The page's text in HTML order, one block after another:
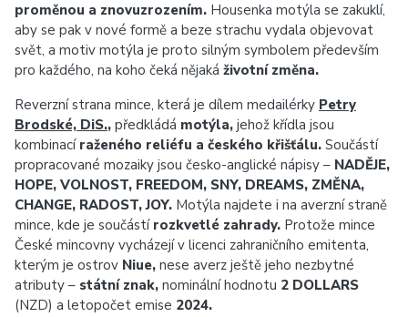
proměnou a znovuzrozením. Housenka motýla se zakuklí,
aby se pak v nové formě a beze strachu vydala objevovat
svět, a motiv motýla je proto silným symbolem především
pro každého, na koho čeká nějaká životní změna.
Reverzní strana mince, která je dílem medailérky Petry
Brodské, DiS., předkládá motýla, jehož křídla jsou
kombinací raženého reliéfu a českého křišťálu. Součástí
propracované mozaiky jsou česko-‍anglické nápisy – NADĚJE,
HOPE, VOLNOST, FREEDOM, SNY, DREAMS, ZMĚNA,
CHANGE, RADOST, JOY. Motýla najdete i na averzní straně
mince, kde je součástí rozkvetlé zahrady. Protože mince
České mincovny vycházejí v licenci zahraničního emitenta,
kterým je ostrov Niue, nese averz ještě jeho nezbytné
atributy – státní znak, nominální hodnotu 2 DOLLARS
(NZD) a letopočet emise 2024.